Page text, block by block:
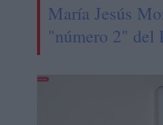
María Jesús
"número 2" del